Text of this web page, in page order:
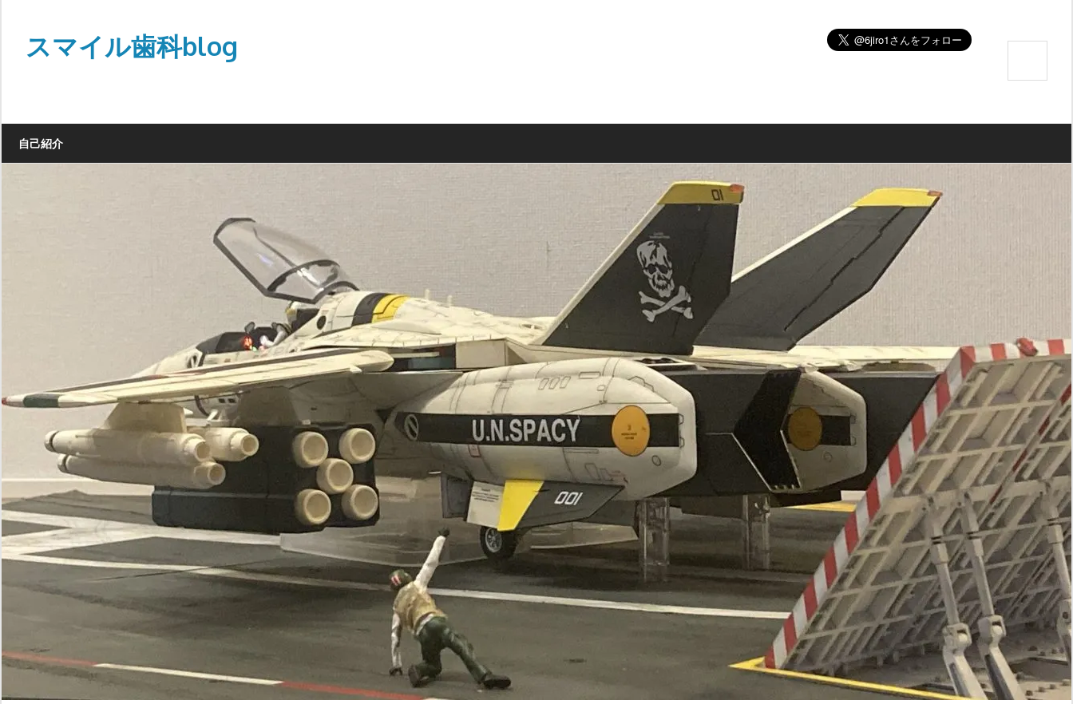
contentスマイル歯科blog
自己紹介